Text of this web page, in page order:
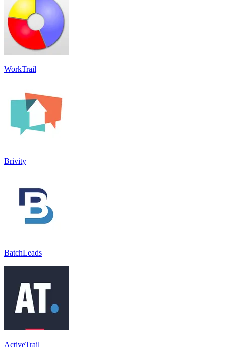
WorkTrail
Brivity
BatchLeads
ActiveTrail